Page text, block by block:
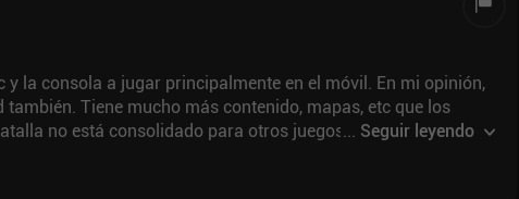
y la consola a jugar principalmente en el móvil. En mi opinión,
Tiene mucho más contenido, mapas, etc que los
no está consolidado para otros juegos de cod que puede
Lo he jugado a diario desde su lanzamiento y la mayor
... Seguir leyendo